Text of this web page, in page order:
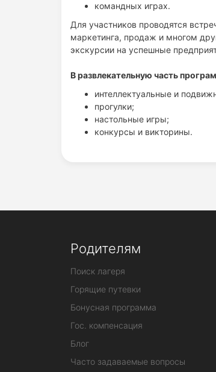
командных играх.
Для участников проводятся
маркетинга, продаж и многом
экскурсии на успешные
В развлекательную часть
интеллектуальные и
прогулки;
настольные игры;
конкурсы и викторины.
Родителям
Поиск лагеря
Горящие путевки
Бонусная программа
Гос. компенсация
Блог
Часто задаваемые вопросы